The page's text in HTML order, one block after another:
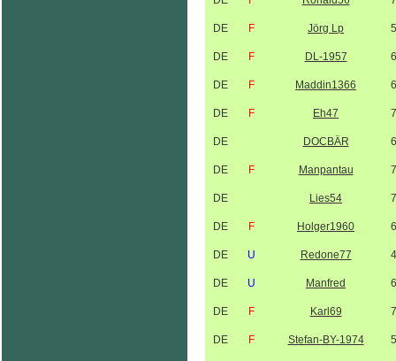
DE F Jörg Lp
DE F DL-1957
DE F Maddin1366
DE F Eh47
DE DOCBÄR
DE F Manpantau
DE Lies54
DE F Holger1960
DE U Redone77
DE U Manfred
DE F Karl69
DE F Stefan-BY-1974